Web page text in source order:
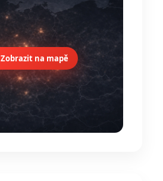
Zobrazit na mapě